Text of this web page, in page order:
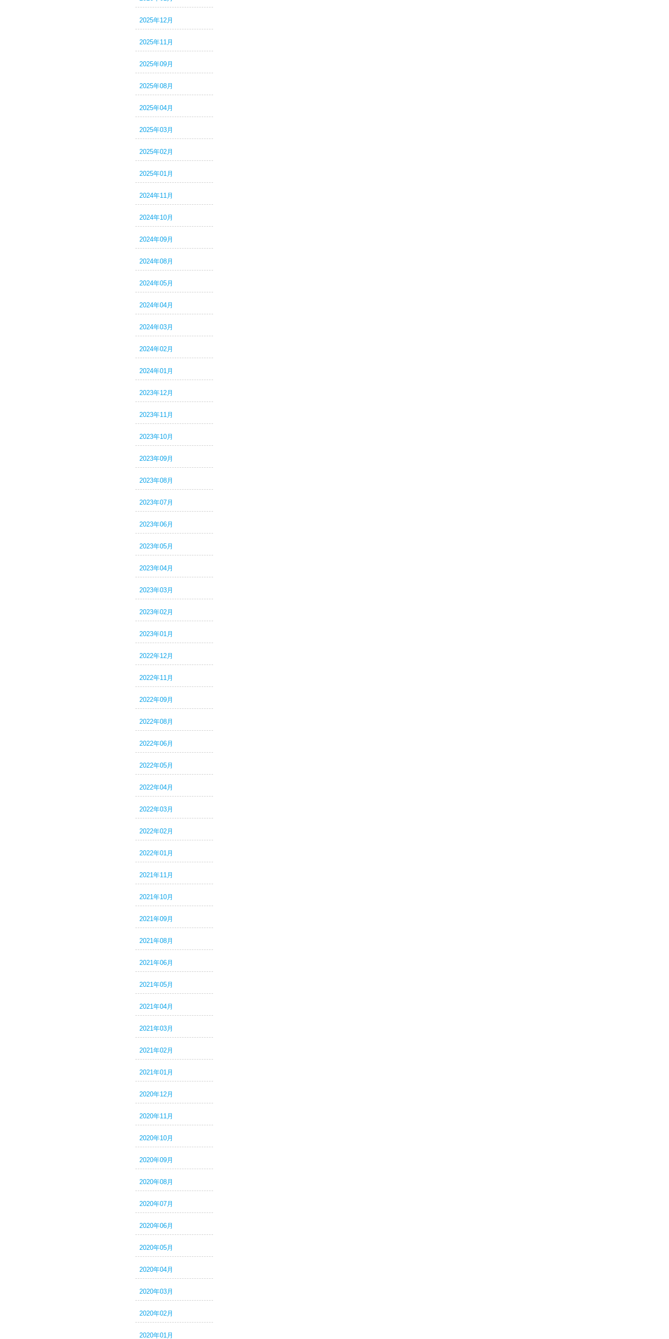
2025年12月
2025年11月
2025年09月
2025年08月
2025年04月
2025年03月
2025年02月
2025年01月
2024年11月
2024年10月
2024年09月
2024年08月
2024年05月
2024年04月
2024年03月
2024年02月
2024年01月
2023年12月
2023年11月
2023年10月
2023年09月
2023年08月
2023年07月
2023年06月
2023年05月
2023年04月
2023年03月
2023年02月
2023年01月
2022年12月
2022年11月
2022年09月
2022年08月
2022年06月
2022年05月
2022年04月
2022年03月
2022年02月
2022年01月
2021年11月
2021年10月
2021年09月
2021年08月
2021年06月
2021年05月
2021年04月
2021年03月
2021年02月
2021年01月
2020年12月
2020年11月
2020年10月
2020年09月
2020年08月
2020年07月
2020年06月
2020年05月
2020年04月
2020年03月
2020年02月
2020年01月